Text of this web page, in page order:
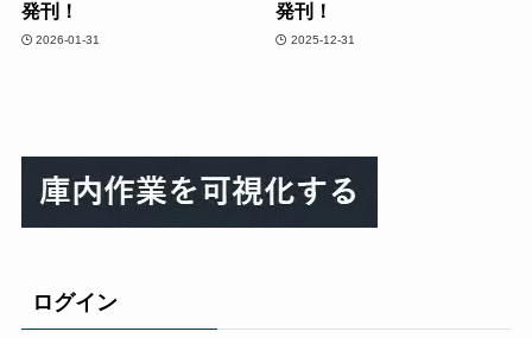
発刊！
2026-01-31
発刊！
2025-12-31
ログイン